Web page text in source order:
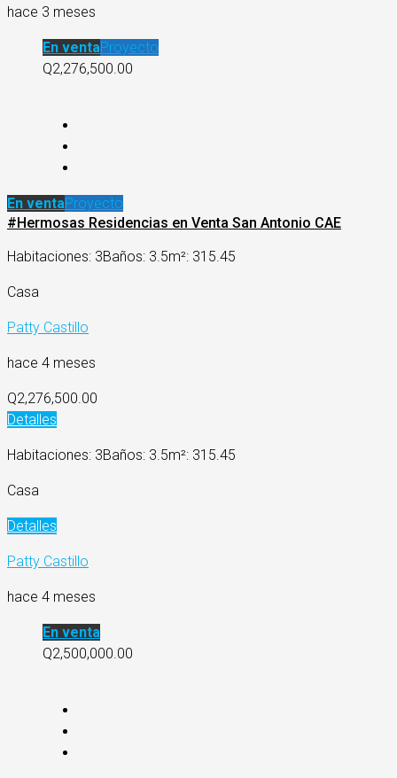
hace 3 meses
En ventaProyecto
Q2,276,500.00
En ventaProyecto
#Hermosas Residencias en Venta San Antonio CAE
Habitaciones: 3Baños: 3.5m²: 315.45
Casa
Patty Castillo
hace 4 meses
Q2,276,500.00
Detalles
Habitaciones: 3Baños: 3.5m²: 315.45
Casa
Detalles
Patty Castillo
hace 4 meses
En venta
Q2,500,000.00